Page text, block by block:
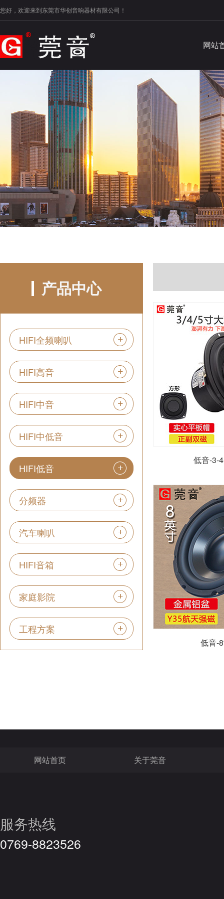
您好，欢迎来到东莞市华创音响器材有限公司！
网站
产品中心
HIFI全频喇叭
HIFI高音
HIFI中音
HIFI中低音
HIFI低音
分频器
汽车喇叭
HIFI音箱
家庭影院
工程方案
低音-3-
低音-
网站首页 关于莞音
服务热线
0769-8823526